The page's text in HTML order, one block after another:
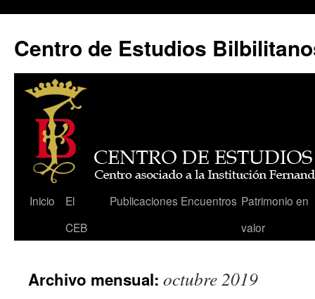
Centro de Estudios
Saltar
Inicio
El
CEB
Publicaciones Encuentros Patrimonio en
valor
Archivo mensual: octubre 2019